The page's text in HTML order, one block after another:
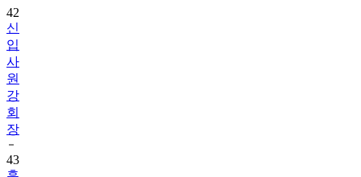
42
신
입
사
원
강
회
장
43